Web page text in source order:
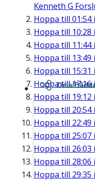
Kenneth G
Hoppa till 01:54i
Hoppa till 10:28
Hoppa till 11:44i
Hoppa till 13:49
Hoppa till 15:31
Hoppa till17:16i
Hoppa till 19:12
Hoppa till 20:54i
Hoppa till 22:49
Hoppa till 25:07
Hoppa till 26:03
Hoppa till 28:06
Hoppa till 29:35
Dela/